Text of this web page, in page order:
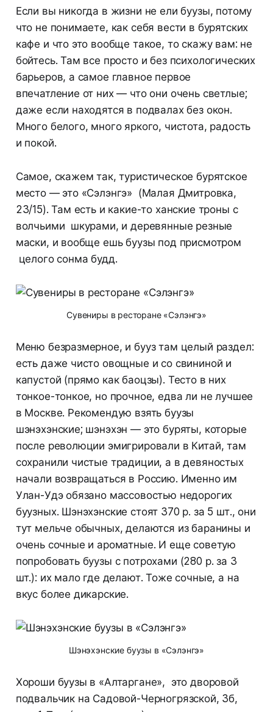
Если вы никогда в жизни не ели буузы, потому
что не понимаете, как себя вести в бурятских
кафе и что это вообще такое, то скажу вам: не
бойтесь. Там все просто и без психологических
барьеров, а самое главное первое
впечатление от них — что они очень светлые;
даже если находятся в подвалах без окон.
Много белого, много яркого, чистота, радость
и покой.
Самое, скажем так, туристическое бурятское
место — это «Сэлэнгэ» (Малая Дмитровка,
23/15). Там есть и какие-то ханские троны с
волчьими шкурами, и деревянные резные
маски, и вообще ешь буузы под присмотром
целого сонма будд.
Сувениры в ресторане «Сэлэнгэ»
Меню безразмерное, и бууз там целый раздел:
есть даже чисто овощные и со свининой и
капустой (прямо как баоцзы). Тесто в них
тонкое-тонкое, но прочное, едва ли не лучшее
в Москве. Рекомендую взять буузы
шэнэхэнские; шэнэхэн — это буряты, которые
после революции эмигрировали в Китай, там
сохранили чистые традиции, а в девяностых
начали возвращаться в Россию. Именно им
Улан-Удэ обязано массовостью недорогих
буузных. Шэнэхэнские стоят 370 р. за 5 шт., они
тут мельче обычных, делаются из баранины и
очень сочные и ароматные. И еще советую
попробовать буузы с потрохами (280 р. за 3
шт.): их мало где делают. Тоже сочные, а на
вкус более дикарские.
Шэнэхэнские буузы в «Сэлэнгэ»
Хороши буузы в «Алтаргане», это дворовой
подвальчик на Садовой-Черногрязской, 3б,